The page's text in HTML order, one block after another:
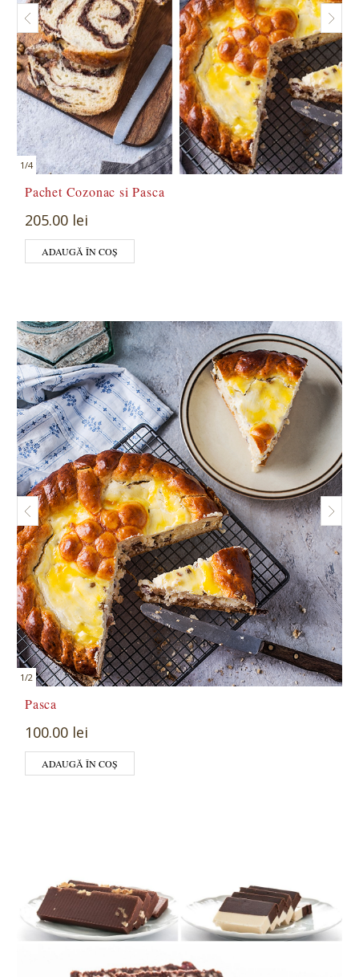
1/4
Pachet Cozonac si Pasca
205.00 lei
ADAUGĂ ÎN COȘ
1/2
Pasca
100.00 lei
ADAUGĂ ÎN COȘ